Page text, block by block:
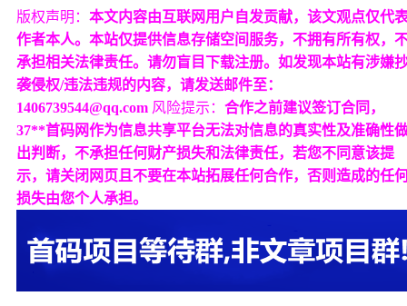
版权声明： 本文内容由互联网用户自发贡献，该文观点仅代
作者本人。本站仅提供信息存储空间服务，不拥有所有权，
承担相关法律责任。请勿盲目下载注册。如发现本站有涉嫌
袭侵权/违法违规的内容，请发送邮件至：
1406739544@qq.com 风险提示： 合作之前建议签订合同，
37**首码网作为信息共享平台无法对信息的真实性及准确性
出判断，不承担任何财产损失和法律责任，若您不同意该提
示，请关闭网页且不要在本站拓展任何合作，否则造成的任
损失由您个人承担。